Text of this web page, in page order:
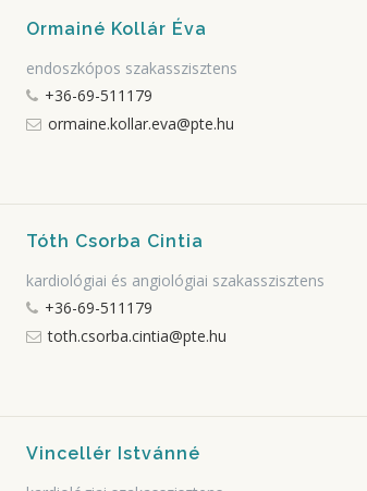
Ormainé Kollár Éva
endoszkópos szakasszisztens
+36-69-511179
ormaine.kollar.eva@pte.hu
Tóth Csorba Cintia
kardiológiai és angiológiai szakasszisztens
+36-69-511179
toth.csorba.cintia@pte.hu
Vincellér Istvánné